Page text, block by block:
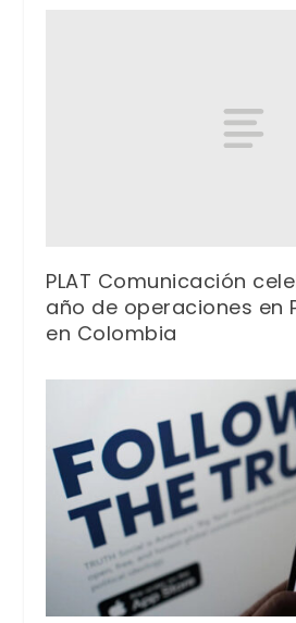
PLAT Comunicación
año de operaciones en
en Colombia